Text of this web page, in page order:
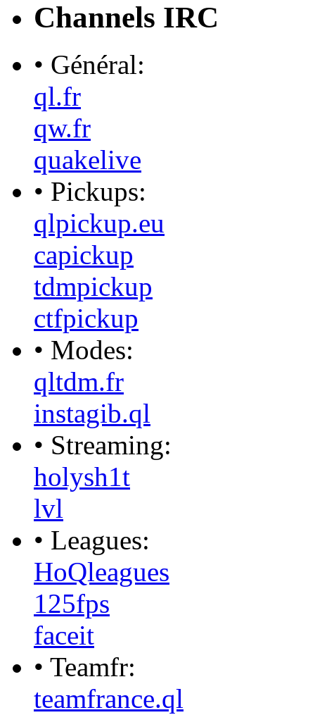
Channels IRC
• Général:
ql.fr
qw.fr
quakelive
• Pickups:
qlpickup.eu
capickup
tdmpickup
ctfpickup
• Modes:
qltdm.fr
instagib.ql
• Streaming:
holysh1t
lvl
• Leagues:
HoQleagues
125fps
faceit
• Teamfr:
teamfrance.ql